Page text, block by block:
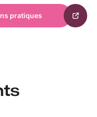
pratiques